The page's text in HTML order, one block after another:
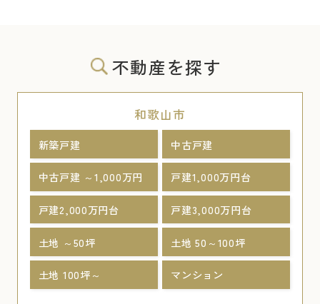
不動産を探す
和歌山市
新築戸建 中古戸建
中古戸建 ～1,000万円 戸建1,000万円台
戸建2,000万円台 戸建3,000万円台
土地 ～50坪 土地 50～100坪
土地 100坪～ マンション